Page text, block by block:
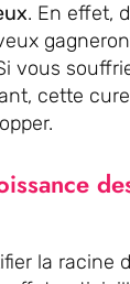
. En effet,
vous
cette
la racine